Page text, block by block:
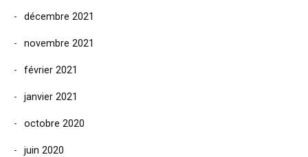
décembre 2021
novembre 2021
février 2021
janvier 2021
octobre 2020
juin 2020